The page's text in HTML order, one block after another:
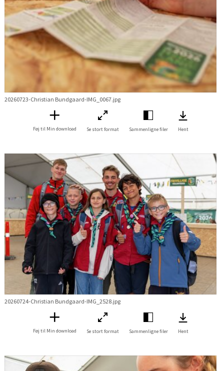
20260723-Christian Bundgaard-IMG_0067.jpg
Føj til Min download Se stort format Sammenligne filer Hent
20260724-Christian Bundgaard-IMG_2528.jpg
Føj til Min download Se stort format Sammenligne filer Hent